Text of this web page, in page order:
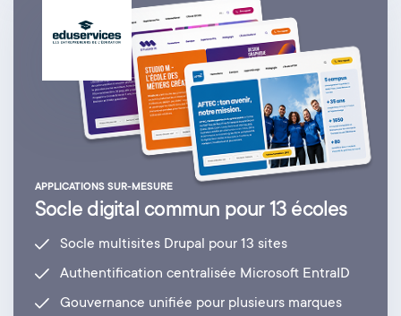
APPLICATIONS SUR-MESURE
Socle digital commun pour 13 écoles
Socle multisites Drupal pour 13 sites
Authentification centralisée Microsoft EntraID
Gouvernance unifiée pour plusieurs marques